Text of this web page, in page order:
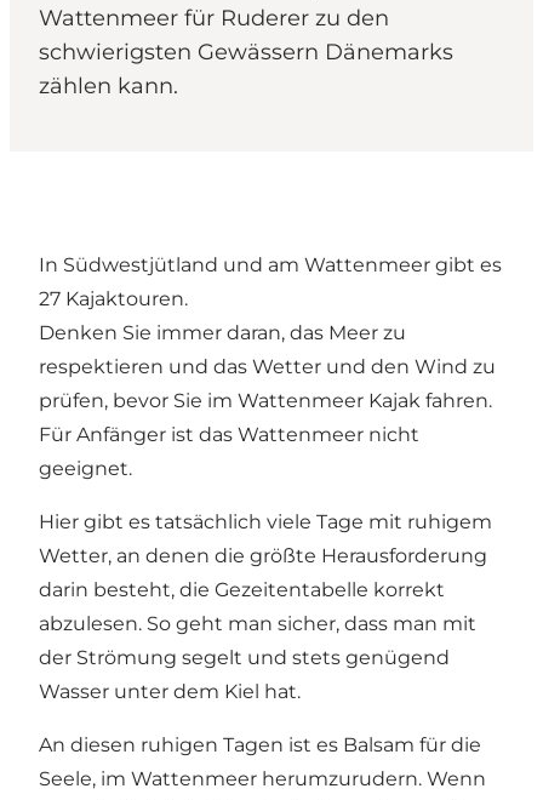
Wattenmeer für Ruderer zu den
schwierigsten Gewässern Dänemarks
zählen kann.
In Südwestjütland und am Wattenmeer gibt es
27 Kajaktouren.
Denken Sie immer daran, das Meer zu
respektieren und das Wetter und den Wind zu
prüfen, bevor Sie im Wattenmeer Kajak fahren.
Für Anfänger ist das Wattenmeer nicht
geeignet.
Hier gibt es tatsächlich viele Tage mit ruhigem
Wetter, an denen die größte Herausforderung
darin besteht, die Gezeitentabelle korrekt
abzulesen. So geht man sicher, dass man mit
der Strömung segelt und stets genügend
Wasser unter dem Kiel hat.
An diesen ruhigen Tagen ist es Balsam für die
Seele, im Wattenmeer herumzurudern. Wenn